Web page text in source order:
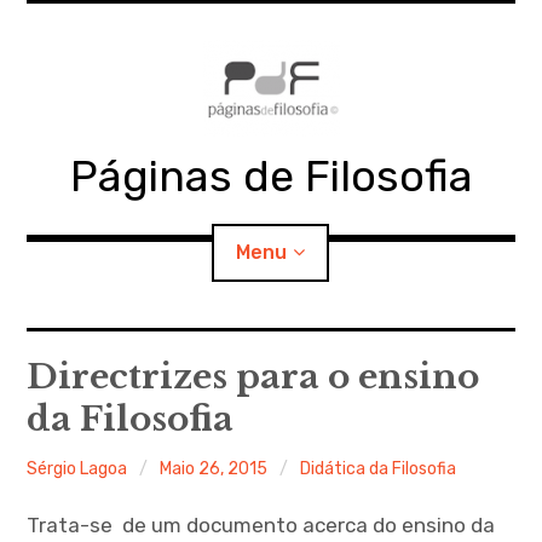
Páginas de Filosofia
Menu
PdF menu
SECÇÕES
MATERIAIS
DOCUMENTOS child
Directrizes para o ensino
da Filosofia
Sérgio Lagoa Maio 26, 2015 Didática da Filosofia
Trata-se de um documento acerca do ensino da